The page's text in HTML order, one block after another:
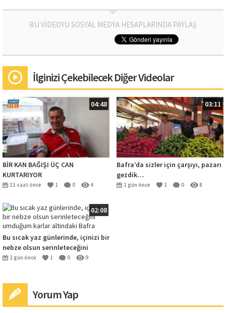
BU VİDEOYU SOSYAL MEDYA HESAPLARINDA PAYLAŞ
İlginizi Çekebilecek Diğer Videolar
04:48
BİR KAN BAĞIŞI ÜÇ CAN
KURTARIYOR
11 saat önce 1 0 4
03:11
Bafra’da sizler için çarşıyı, pazarı
gezdik…
1 gün önce 1 0 8
02:08
Bu sıcak yaz günlerinde, içinizi bir
nebze olsun serinleteceğini
umduğum karlar altındaki Bafra
2 gün önce 1 0 9
Yorum Yap